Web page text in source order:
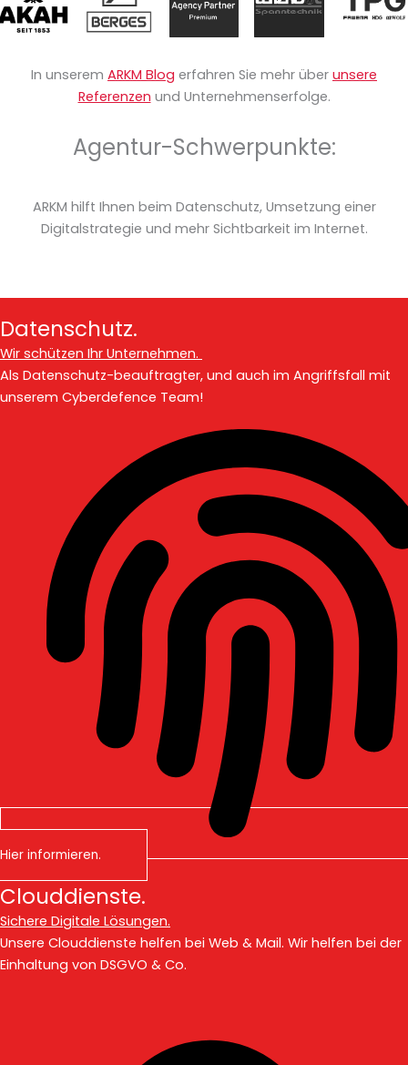
In unserem ARKM Blog erfahren Sie mehr über unsere
Referenzen und Unternehmenserfolge.
Agentur-Schwerpunkte:
ARKM hilft Ihnen beim Datenschutz, Umsetzung einer
Digitalstrategie und mehr Sichtbarkeit im Internet.
Datenschutz.
Wir schützen Ihr Unternehmen.
Als Datenschutz-beauftragter, und auch im Angriffsfall mit
unserem Cyberdefence Team!
Hier informieren.
Clouddienste.
Sichere Digitale Lösungen.
Unsere Clouddienste helfen bei Web & Mail. Wir helfen bei der
Einhaltung von DSGVO & Co.